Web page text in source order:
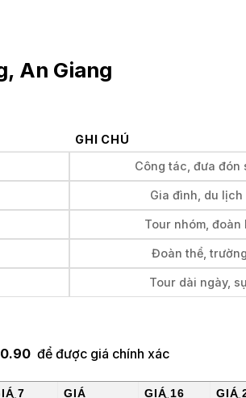
An Giang
GHI CHÚ
Công tác, đưa đón
Gia đình, du lịch
Tour nhóm, đoàn
Đoàn thể,
Tour dài ngày,
để được giá chính xác
7
GIÁ
GIÁ 16
GIÁ